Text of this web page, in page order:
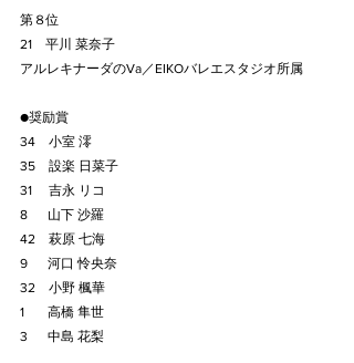
第８位
21　平川 菜奈子
アルレキナーダのVa／EIKOバレエスタジオ所属
●奨励賞
34　小室 澪
35　設楽 日菜子
31　 吉永 リコ
8　  山下 沙羅
42　萩原 七海
9　  河口 怜央奈
32　小野 楓華
1　   高橋 隼世
3　  中島 花梨